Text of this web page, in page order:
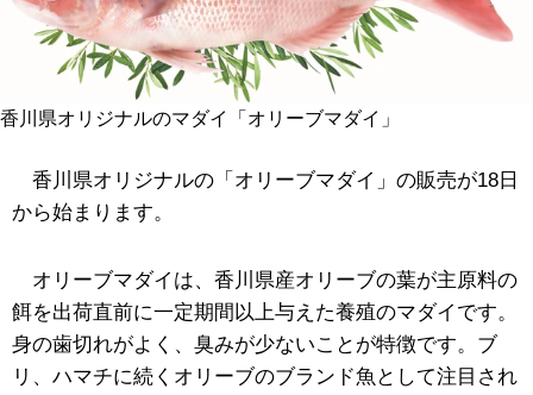
香川県オリジナルのマダイ「オリーブマダイ」
香川県オリジナルの「オリーブマダイ」の販売が18日
から始まります。
オリーブマダイは、香川県産オリーブの葉が主原料の
餌を出荷直前に一定期間以上与えた養殖のマダイです。
身の歯切れがよく、臭みが少ないことが特徴です。ブ
リ、ハマチに続くオリーブのブランド魚として注目され